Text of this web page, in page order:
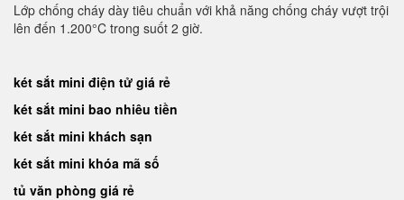
Lớp chống cháy dày tiêu chuẩn với khả năng chống cháy vượt trội
lên đến 1.200°C trong suốt 2 giờ.
két sắt mini điện tử giá rẻ
két sắt mini bao nhiêu tiền
két sắt mini khách sạn
két sắt mini khóa mã số
tủ văn phòng giá rẻ